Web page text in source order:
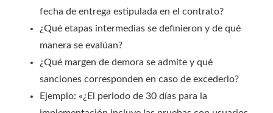
fecha de entrega estipulada en el contrato?
¿Qué etapas intermedias se definieron y de qué
manera se evalúan?
¿Qué margen de demora se admite y qué
sanciones corresponden en caso de excederlo?
Ejemplo: «¿El periodo de 30 días para la